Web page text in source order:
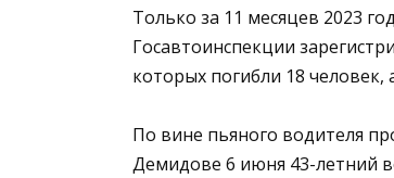
Только за 11 месяцев 2023
Госавтоинспекции
которых погибли 18
По вине пьяного водителя
Демидове 6 июня 43-летний